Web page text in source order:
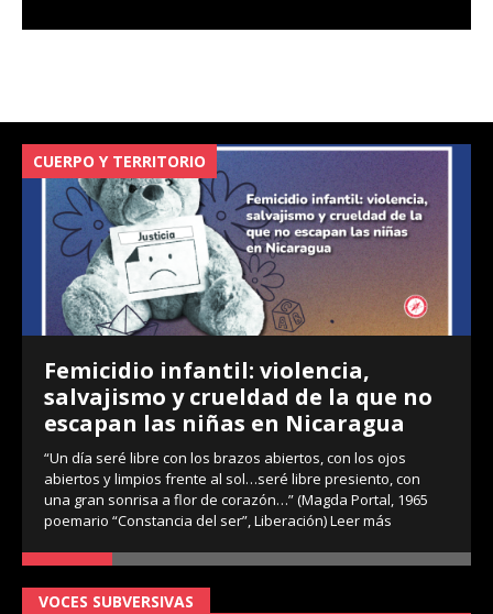
VIOLENCIA SEXUAL: SITUACIÓN DE LA NIÑEZ
2020 agudiza situación de violencia
en la niñez
Por Equipo La Brújula En 2020 más de 400 niñas de entre 10
y 14 años fueron víctimas de violencia sexual, de acuerdo
con datos de la Fiscalía General de la República.
Organizaciones feministasLeer más
VOCES SUBVERSIVAS